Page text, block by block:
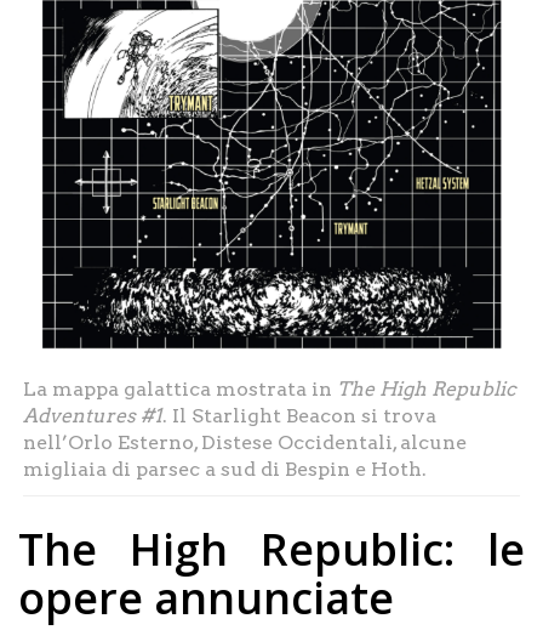
La mappa galattica mostrata in The High Republic
Adventures #1. Il Starlight Beacon si trova
nell’Orlo Esterno, Distese Occidentali, alcune
migliaia di parsec a sud di Bespin e Hoth.
The High Republic: le
opere annunciate